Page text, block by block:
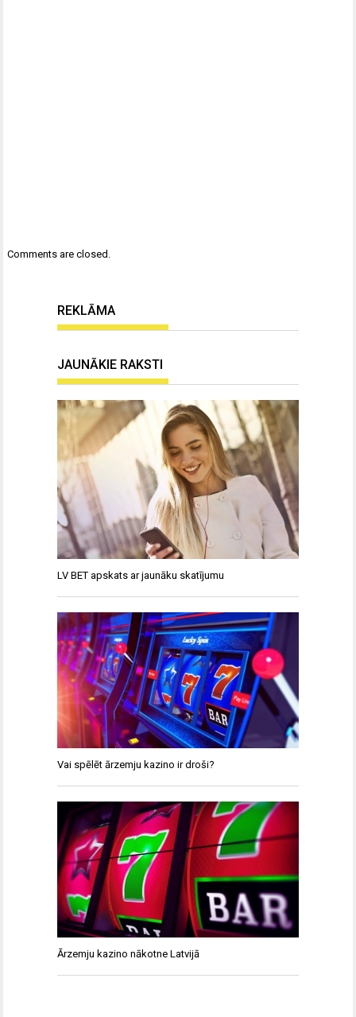
Comments are closed.
REKLĀMA
JAUNĀKIE RAKSTI
LV BET apskats ar jaunāku skatījumu
Vai spēlēt ārzemju kazino ir droši?
Ārzemju kazino nākotne Latvijā